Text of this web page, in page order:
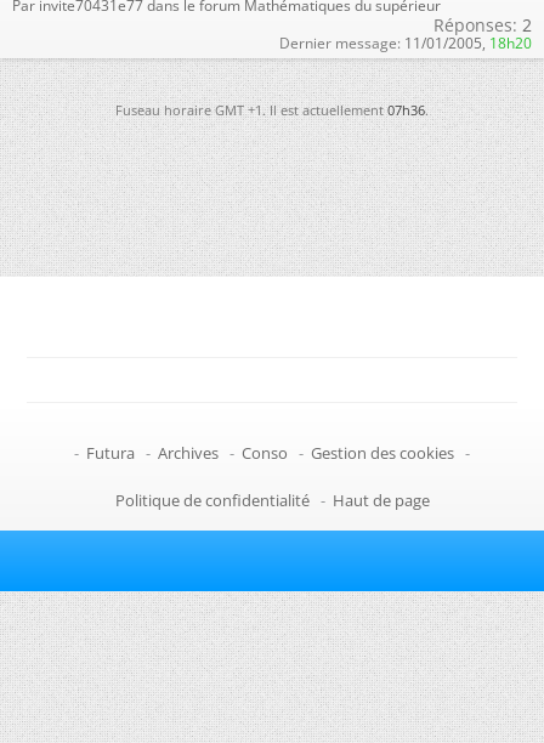
Par invite70431e77 dans le forum Mathématiques du supérieur
Réponses: 2
Dernier message: 11/01/2005, 18h20
Fuseau horaire GMT +1. Il est actuellement07h36.
- Futura - Archives - Conso - Gestion des cookies -
Politique de confidentialité - Haut de page